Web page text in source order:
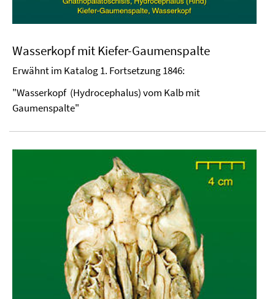
Wasserkopf mit Kiefer-Gaumenspalte
Erwähnt im Katalog 1. Fortsetzung 1846:
"Wasserkopf (Hydrocephalus) vom Kalb mit
Gaumenspalte"